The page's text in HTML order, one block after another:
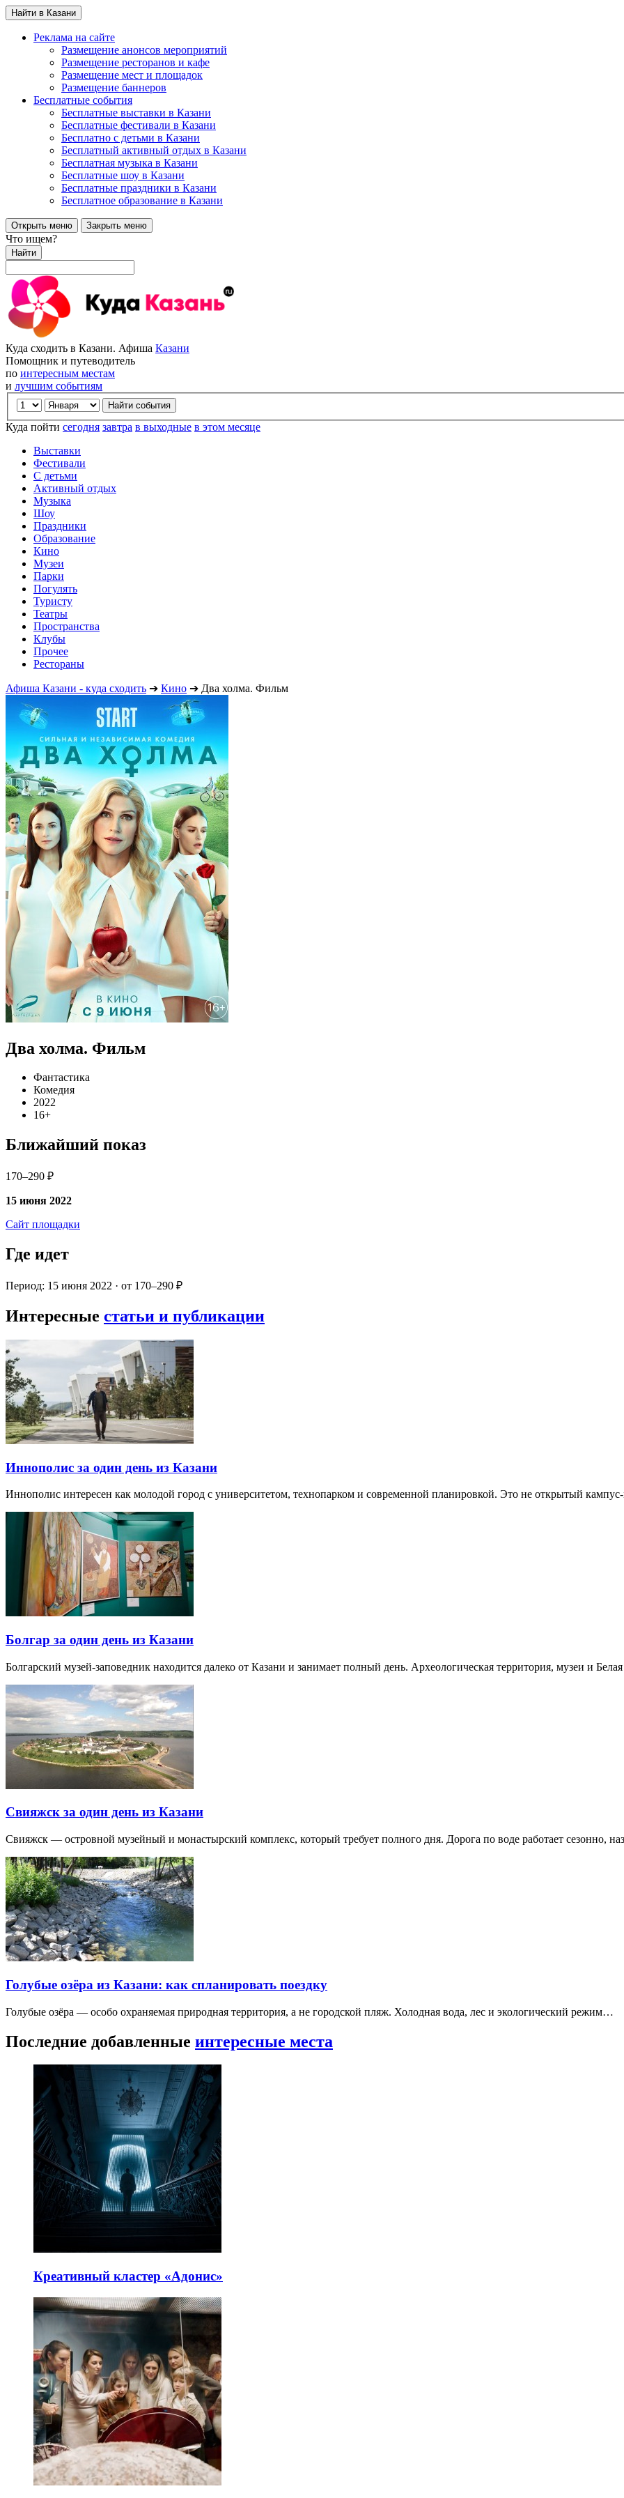
Найти в Казани
Реклама на сайте
Размещение анонсов мероприятий
Размещение ресторанов и кафе
Размещение мест и площадок
Размещение баннеров
Бесплатные события
Бесплатные выставки в Казани
Бесплатные фестивали в Казани
Бесплатно с детьми в Казани
Бесплатный активный отдых в Казани
Бесплатная музыка в Казани
Бесплатные шоу в Казани
Бесплатные праздники в Казани
Бесплатное образование в Казани
Открыть меню Закрыть меню
Что ищем?
Найти
Куда сходить в Казани. Афиша Казани
Помощник и путеводитель
по интересным местам
и лучшим событиям
Куда пойти сегодня завтра в выходные в этом месяце
Выставки
Фестивали
С детьми
Активный отдых
Музыка
Шоу
Праздники
Образование
Кино
Музеи
Парки
Погулять
Туристу
Театры
Пространства
Клубы
Прочее
Рестораны
Афиша Казани - куда сходить ➔ Кино ➔ Два холма. Фильм
Два холма. Фильм
Фантастика
Комедия
2022
16+
Ближайший показ
170–290 ₽
15 июня 2022
Сайт площадки
Где идет
Период: 15 июня 2022 · от 170–290 ₽
Интересные статьи и публикации
Иннополис за один день из Казани
Иннополис интересен как молодой город с университетом, технопарком и современной планировкой. Это не открытый
Болгар за один день из Казани
Болгарский музей-заповедник находится далеко от Казани и занимает полный день. Археологическая территория, музеи и
Свияжск за один день из Казани
Свияжск — островной музейный и монастырский комплекс, который требует полного дня. Дорога по воде работает сезонно,
Голубые озёра из Казани: как спланировать поездку
Голубые озёра — особо охраняемая природная территория, а не городской пляж. Холодная вода, лес и экологический режим…
Последние добавленные интересные места
Креативный кластер «Адонис»